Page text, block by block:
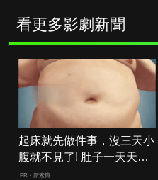
看更多影劇新聞
起床就先做件事，沒三天小
腹就不見了! 肚子一天天變
小！
PR・新素簡